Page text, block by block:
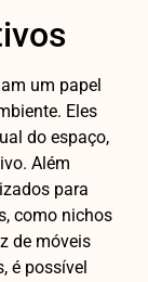
um papel
Eles
do espaço,
Além
para
como nichos
de móveis
é possível